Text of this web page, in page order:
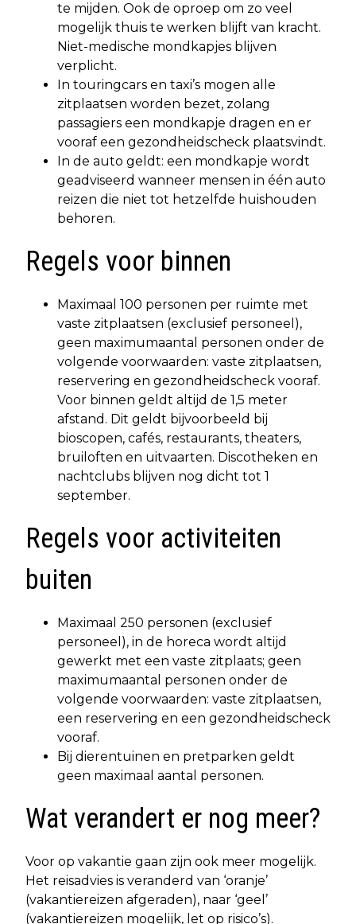
te mijden. Ook de oproep om zo veel
mogelijk thuis te werken blijft van kracht.
Niet-medische mondkapjes blijven
verplicht.
In touringcars en taxi’s mogen alle
zitplaatsen worden bezet, zolang
passagiers een mondkapje dragen en er
vooraf een gezondheidscheck plaatsvindt.
In de auto geldt: een mondkapje wordt
geadviseerd wanneer mensen in één auto
reizen die niet tot hetzelfde huishouden
behoren.
Regels voor binnen
Maximaal 100 personen per ruimte met
vaste zitplaatsen (exclusief personeel),
geen maximumaantal personen onder de
volgende voorwaarden: vaste zitplaatsen,
reservering en gezondheidscheck vooraf.
Voor binnen geldt altijd de 1,5 meter
afstand. Dit geldt bijvoorbeeld bij
bioscopen, cafés, restaurants, theaters,
bruiloften en uitvaarten. Discotheken en
nachtclubs blijven nog dicht tot 1
september.
Regels voor activiteiten
buiten
Maximaal 250 personen (exclusief
personeel), in de horeca wordt altijd
gewerkt met een vaste zitplaats; geen
maximumaantal personen onder de
volgende voorwaarden: vaste zitplaatsen,
een reservering en een gezondheidscheck
vooraf.
Bij dierentuinen en pretparken geldt
geen maximaal aantal personen.
Wat verandert er nog meer?
Voor op vakantie gaan zijn ook meer mogelijk.
Het reisadvies is veranderd van ‘oranje’
(vakantiereizen afgeraden), naar ‘geel’
(vakantiereizen mogelijk, let op risico’s).